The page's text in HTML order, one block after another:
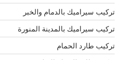
تركيب سيراميك بالدمام والخبر
تركيب سيراميك بالمدينة المنورة
تركيب طارد الحمام